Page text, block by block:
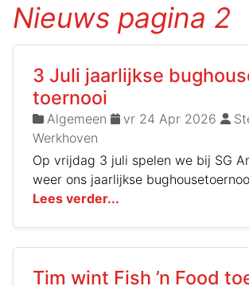
Nieuws pagina 2
3 Juli jaarlijkse
toernooi
Algemeen vr 24 Apr 2026
Werkhoven
Op vrijdag 3 juli spelen we bij SG
weer ons jaarlijkse
Lees verder...
Tim wint Fish ’n Food